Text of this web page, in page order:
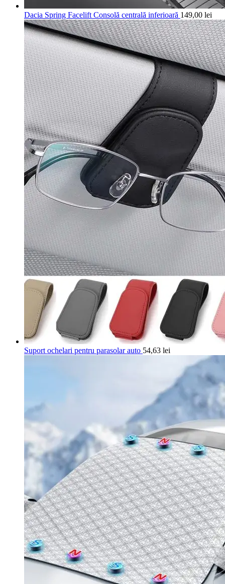
Dacia Spring Facelift Consolă centrală inferioară 149,00 lei
Suport ochelari pentru parasolar auto 54,63 lei